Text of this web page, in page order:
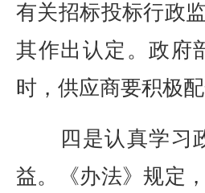
有关招标投标行政
其作出认定。政府
时，供应商要积极配
四是认真学习政
益。《办法》规定